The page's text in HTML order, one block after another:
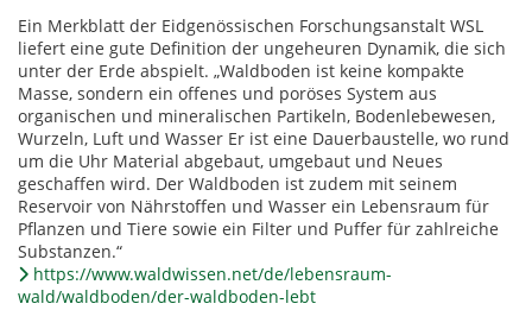
Ein Merkblatt der Eidgenössischen Forschungsanstalt WSL
liefert eine gute Definition der ungeheuren Dynamik, die sich
unter der Erde abspielt. „Waldboden ist keine kompakte
Masse, sondern ein offenes und poröses System aus
organischen und mineralischen Partikeln, Bodenlebewesen,
Wurzeln, Luft und Wasser Er ist eine Dauerbaustelle, wo rund
um die Uhr Material abgebaut, umgebaut und Neues
geschaffen wird. Der Waldboden ist zudem mit seinem
Reservoir von Nährstoffen und Wasser ein Lebensraum für
Pflanzen und Tiere sowie ein Filter und Puffer für zahlreiche
Substanzen.“
https://www.waldwissen.net/de/lebensraum-
wald/waldboden/der-waldboden-lebt